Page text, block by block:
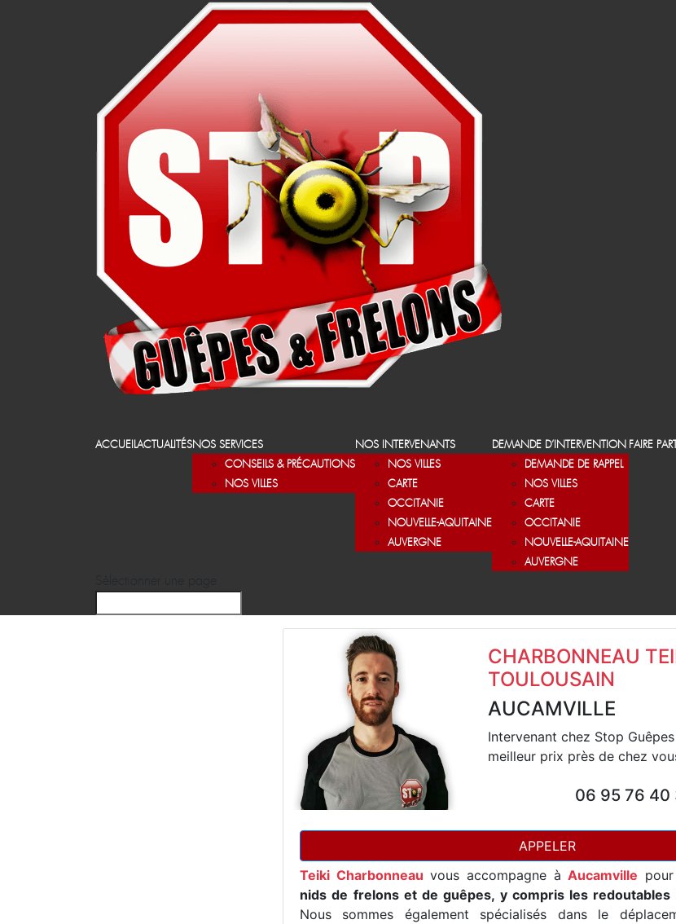
ACCUEILACTUALITÉSNOS SERVICES
CONSEILS & PRÉCAUTIONS
NOS VILLES
NOS INTERVENANTS
NOS VILLES
CARTE
OCCITANIE
NOUVELLE-AQUITAINE
AUVERGNE
DEMANDE D’INTERVENTION
DEMANDE DE RAPPEL
NOS VILLES
CARTE
OCCITANIE
NOUVELLE-AQUITAINE
AUVERGNE
FAIRE
CHARBONNEAU
TOULOUSAIN
AUCAMVILLE
Intervenant chez Stop
meilleur prix près de chez
06 95 76 40
APPELER
Teiki Charbonneau vous accompagne àAucamville
nids de frelons et de guêpes, y compris les redoutables
Nous sommes également spécialisés dans le